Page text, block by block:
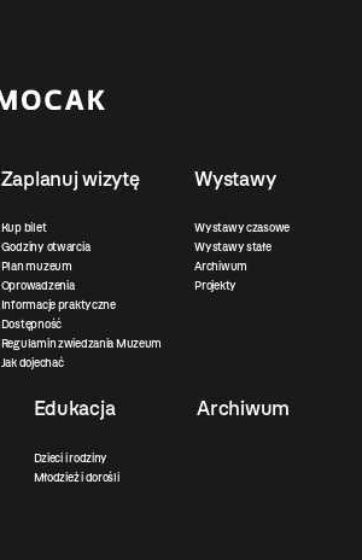
Zaplanuj wizytę
Kup bilet
Godziny otwarcia
Plan muzeum
Oprowadzenia
Informacje praktyczne
Dostępność
Regulamin zwiedzania Muzeum
Jak dojechać
Wystawy
Wystawy czasowe
Wystawy stałe
Archiwum
Projekty
Edukacja
Dzieci i rodziny
Młodzież i dorośli
Archiwum